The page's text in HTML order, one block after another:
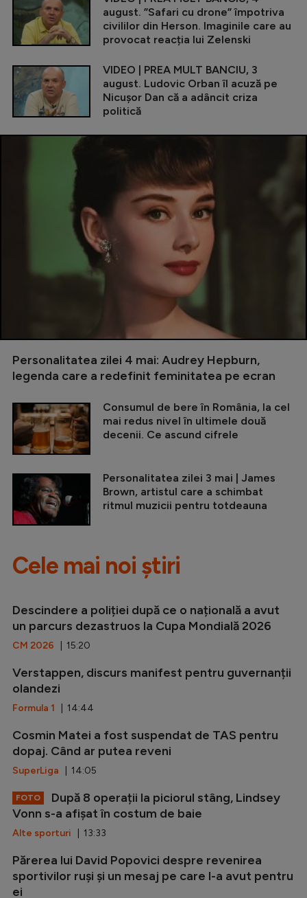
august. ”Safari cu drone” împotriva
civililor din Herson. Imaginile care au
provocat reacția lui Zelenski
VIDEO | PREA MULT BANCIU, 3
august. Ludovic Orban îl acuză pe
Nicușor Dan că a adâncit criza
politică
Personalitatea zilei 4 mai: Audrey Hepburn,
legenda care a redefinit feminitatea pe ecran
Consumul de bere în România, la cel
mai redus nivel în ultimele două
decenii. Ce ascund cifrele
Personalitatea zilei 3 mai | James
Brown, artistul care a schimbat
ritmul muzicii pentru totdeauna
Cele mai noi știri
Descindere a poliției după ce o națională a avut
un parcurs dezastruos la Cupa Mondială 2026
CM 2026 | 15:20
Verstappen, discurs manifest pentru guvernanții
olandezi
Formula 1 | 14:44
Cosmin Matei a fost suspendat de TAS pentru
dopaj. Când ar putea reveni
SuperLiga | 14:05
FOTO
După 8 operații la piciorul stâng, Lindsey
Vonn s-a afișat în costum de baie
Alte sporturi | 13:33
Părerea lui David Popovici despre revenirea
sportivilor ruși și un mesaj pe care l-a avut pentru
ei